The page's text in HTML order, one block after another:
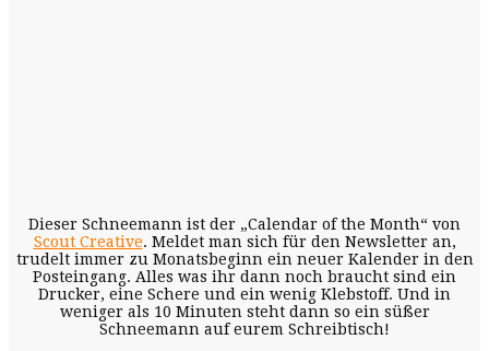
Dieser Schneemann ist der „Calendar of the Month“ von
Scout Creative. Meldet man sich für den Newsletter an,
trudelt immer zu Monatsbeginn ein neuer Kalender in den
Posteingang. Alles was ihr dann noch braucht sind ein
Drucker, eine Schere und ein wenig Klebstoff. Und in
weniger als 10 Minuten steht dann so ein süßer
Schneemann auf eurem Schreibtisch!